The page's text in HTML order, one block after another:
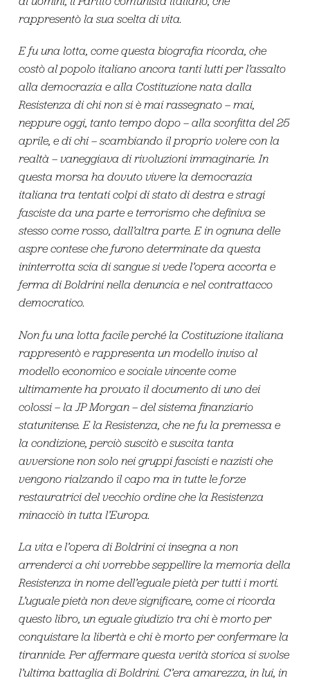
rappresentò la sua scelta di vita.
E fu una lotta, come questa biografia ricorda, che
costò al popolo italiano ancora tanti lutti per l’assalto
alla democrazia e alla Costituzione nata dalla
Resistenza di chi non si è mai rassegnato – mai,
neppure oggi, tanto tempo dopo – alla sconfitta del 25
aprile, e di chi – scambiando il proprio volere con la
realtà – vaneggiava di rivoluzioni immaginarie. In
questa morsa ha dovuto vivere la democrazia
italiana tra tentati colpi di stato di destra e stragi
fasciste da una parte e terrorismo che definiva se
stesso come rosso, dall’altra parte. E in ognuna delle
aspre contese che furono determinate da questa
ininterrotta scia di sangue si vede l’opera accorta e
ferma di Boldrini nella denuncia e nel contrattacco
democratico.
Non fu una lotta facile perché la Costituzione italiana
rappresentò e rappresenta un modello inviso al
modello economico e sociale vincente come
ultimamente ha provato il documento di uno dei
colossi – la JP Morgan – del sistema finanziario
statunitense. E la Resistenza, che ne fu la premessa e
la condizione, perciò suscitò e suscita tanta
avversione non solo nei gruppi fascisti e nazisti che
vengono rialzando il capo ma in tutte le forze
restauratrici del vecchio ordine che la Resistenza
minacciò in tutta l’Europa.
La vita e l’opera di Boldrini ci insegna a non
arrenderci a chi vorrebbe seppellire la memoria della
Resistenza in nome dell’eguale pietà per tutti i morti.
L’uguale pietà non deve significare, come ci ricorda
questo libro, un eguale giudizio tra chi è morto per
conquistare la libertà e chi è morto per confermare la
tirannide. Per affermare questa verità storica si svolse
l’ultima battaglia di Boldrini. C’era amarezza, in lui, in